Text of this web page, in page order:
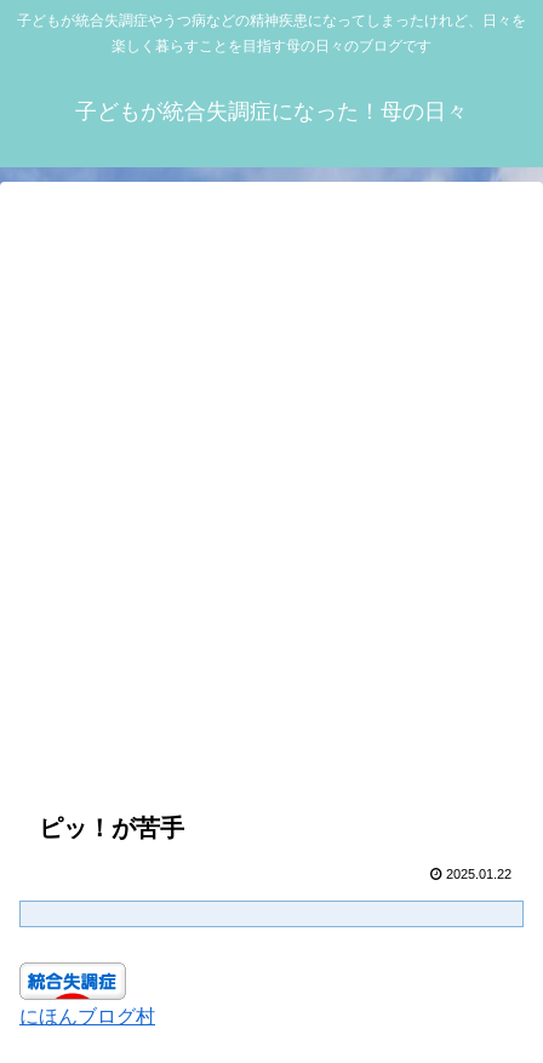
子どもが統合失調症やうつ病などの精神疾患になってしまったけれど、日々を
楽しく暮らすことを目指す母の日々のブログです
子どもが統合失調症になった！母の日々
ピッ！が苦手
2025.01.22
にほんブログ村